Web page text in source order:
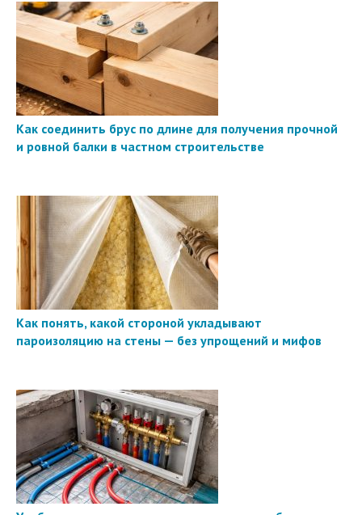
Как соединить брус по длине для получения прочной
и ровной балки в частном строительстве
Как понять, какой стороной укладывают
пароизоляцию на стены — без упрощений и мифов